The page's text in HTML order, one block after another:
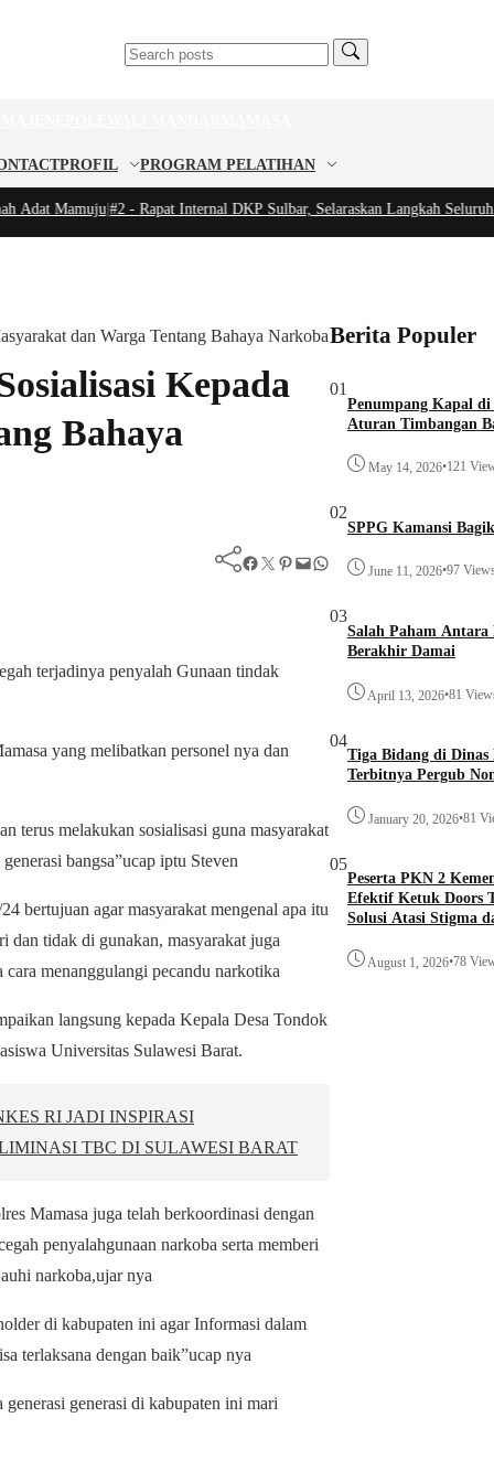
PROFIL PROGRAM PELATIHAN
Mamuju|#2 -Rapat Internal DKP Sulbar, Selaraskan Langkah Seluruh
dan Warga Tentang Bahaya Narkoba
Kepada
Bahaya
Facebook Twitter Pinterest Mail WhatsApp
terjadinya penyalah Gunaan tindak
yang melibatkan personel nya dan
terus melakukan sosialisasi guna masyarakat
bangsa”ucap iptu Steven
bertujuan agar masyarakat mengenal apa itu
dan tidak di gunakan, masyarakat juga
menanggulangi pecandu narkotika
langsung kepada Kepala Desa Tondok
Universitas Sulawesi Barat.
RI JADI INSPIRASI
TBC DI SULAWESI BARAT
Mamasa juga telah berkoordinasi dengan
penyalahgunaan narkoba serta memberi
narkoba,ujar nya
di kabupaten ini agar Informasi dalam
terlaksana dengan baik”ucap nya
generasi di kabupaten ini mari
Berita Populer
01
Penumpang Kapal
Aturan Timbangan
May 14, 2026•121
02
SPPG Kamansi
June 11, 2026•97
03
Salah Paham
Berakhir Damai
April 13, 2026•81
04
Tiga Bidang di
Terbitnya Pergub
January 20, 2026•81
05
Peserta PKN 2
Efektif Ketuk Doors
Solusi Atasi Stigma
August 1, 2026•78